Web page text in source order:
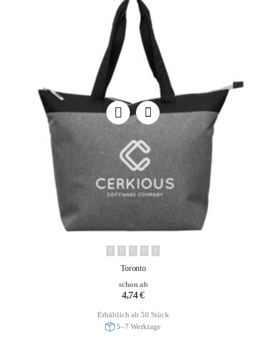
Toronto
schon ab
4,74€
Erhältlich ab 50 Stück
5–7 Werktage